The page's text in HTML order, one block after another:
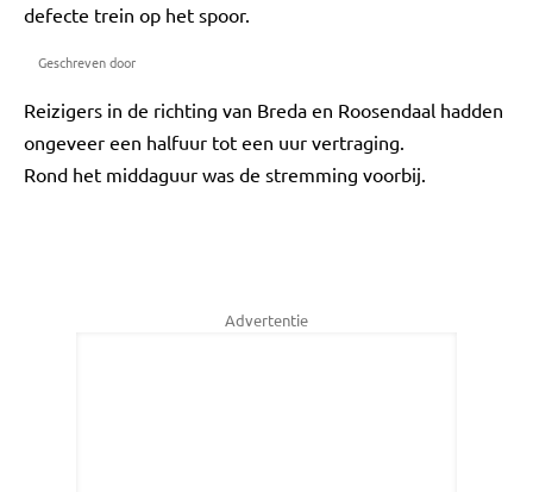
defecte trein op het spoor.
Geschreven door
Reizigers in de richting van Breda en Roosendaal hadden
ongeveer een halfuur tot een uur vertraging.
Rond het middaguur was de stremming voorbij.
Advertentie